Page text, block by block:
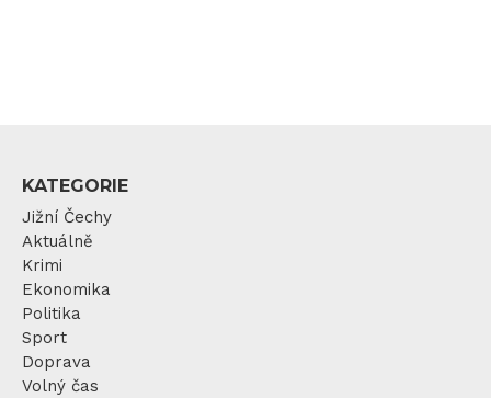
KATEGORIE
Jižní Čechy
Aktuálně
Krimi
Ekonomika
Politika
Sport
Doprava
Volný čas